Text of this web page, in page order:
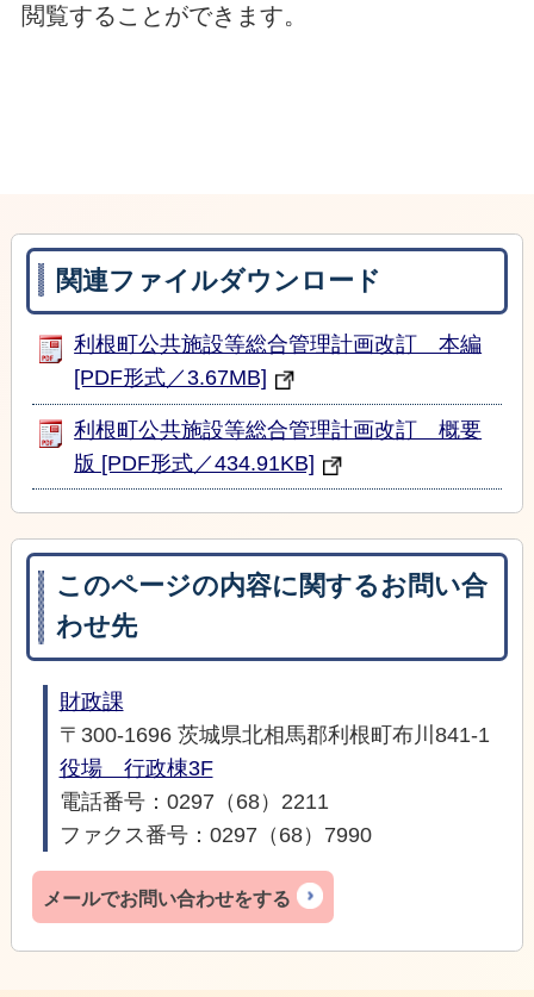
閲覧することができます。
関連ファイルダウンロード
利根町公共施設等総合管理計画改訂 本編
[PDF形式／3.67MB]
利根町公共施設等総合管理計画改訂 概要
版 [PDF形式／434.91KB]
このページの内容に関するお問い合
わせ先
財政課
〒300-1696 茨城県北相馬郡利根町布川841-1
役場 行政棟3F
電話番号：0297（68）2211
ファクス番号：0297（68）7990
メールでお問い合わせをする